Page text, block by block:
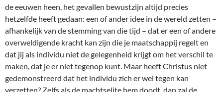
de eeuwen heen, het gevallen bewustzijn altijd precies
hetzelfde heeft gedaan: een of ander idee in de wereld zetten –
afhankelijk van de stemming van die tijd – dat er een of andere
overweldigende kracht kan zijn die je maatschappij regelt en
dat jij als individu niet de gelegenheid krijgt om het verschil te
maken, dat je er niet tegenop kunt. Maar heeft Christus niet
gedemonstreerd dat het individu zich er wel tegen kan
verzetten? Zelfs als de machtselite hem doodt, dan zal de